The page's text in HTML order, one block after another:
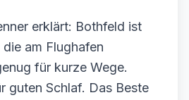
erklärt: Bothfeld ist
am Flughafen
für kurze Wege.
guten Schlaf. Das Beste